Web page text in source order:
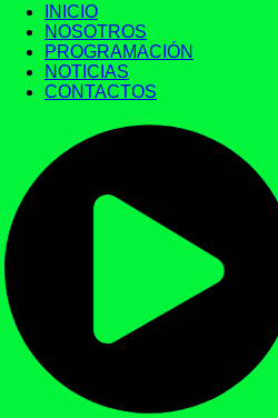
INICIO
NOSOTROS
PROGRAMACIÓN
NOTICIAS
CONTACTOS